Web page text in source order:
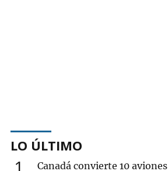
LO ÚLTIMO
Canadá convierte 10 aviones